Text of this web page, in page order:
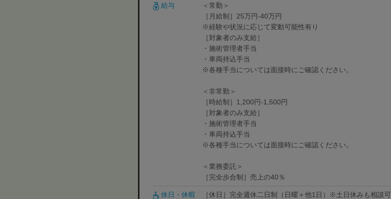
給与
＜常勤＞
［月給制］25万円-40万円
※経験や状況に応じて変動可能性有り
［対象者のみ支給］
・施術管理者手当
・車両持込手当
※各種手当については面接時にご確認ください。
＜非常勤＞
［時給制］1,200円-1,500円
［対象者のみ支給］
・施術管理者手当
・車両持込手当
※各種手当については面接時にご確認ください。
＜業務委託＞
［完全歩合制］売上の40％
休日・休暇
［休日］完全週休二日制（日曜＋他1日）※土日休みも相談可